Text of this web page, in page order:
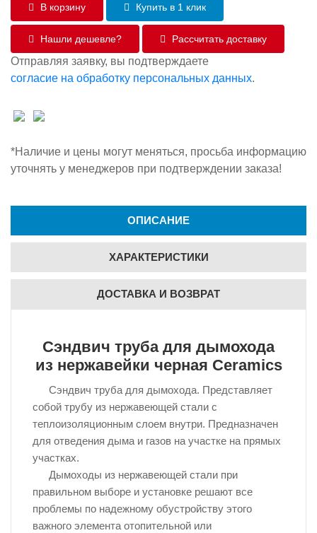
В корзину Купить в 1 клик
Нашли дешевле? Рассчитать доставку
Отправляя заявку, вы подтверждаете
согласие на обработку персональных данных.
*Наличие и цены могут меняться, просьба информацию
уточнять у менеджеров при подтверждении заказа!
ОПИСАНИЕ
ХАРАКТЕРИСТИКИ
ДОСТАВКА И ВОЗВРАТ
Сэндвич труба для дымохода
из нержавейки черная Ceramics
Сэндвич труба для дымохода. Представляет
собой трубу из нержавеющей стали с
теплоизоляционным слоем внутри. Предназначен
для отведения дыма и газов на участке на прямых
участках.
Дымоходы из нержавеющей стали при
правильном выборе и установке решают все
проблемы по надежному обустройству этого
важного элемента отопительной или